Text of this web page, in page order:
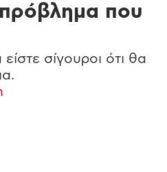
που
σίγουροι ότι θα